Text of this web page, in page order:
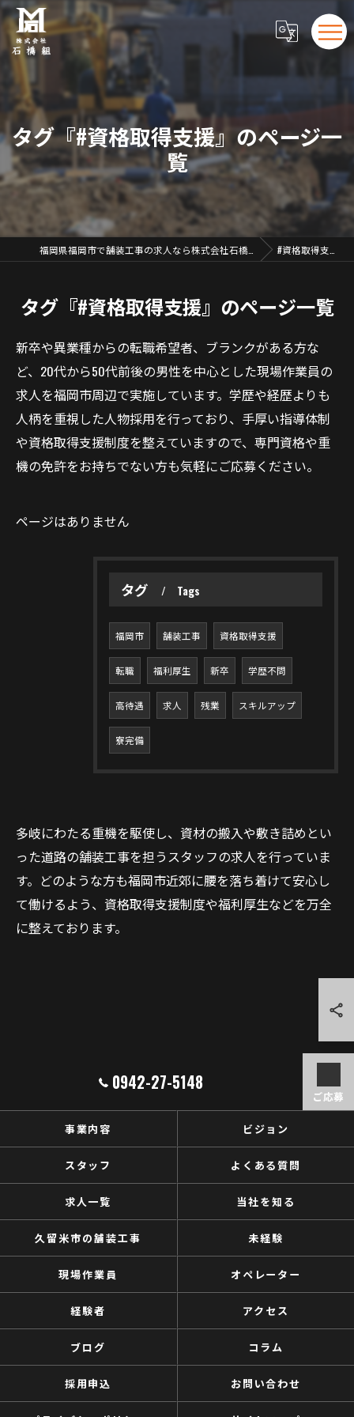
タグ『#資格取得支援』のページ一
覧
#資格取得支援
タグ『#資格取得支援』のページ一覧
新卒や異業種からの転職希望者、ブランクがある方な
ど、20代から50代前後の男性を中心とした現場作業員の
求人を福岡市周辺で実施しています。学歴や経歴よりも
人柄を重視した人物採用を行っており、手厚い指導体制
や資格取得支援制度を整えていますので、専門資格や重
機の免許をお持ちでない方も気軽にご応募ください。
ページはありません
タグ Tags
福岡市 舗装工事 資格取得支援
転職 福利厚生 新卒 学歴不問
高待遇 求人 残業 スキルアップ
寮完備
多岐にわたる重機を駆使し、資材の搬入や敷き詰めとい
った道路の舗装工事を担うスタッフの求人を行っていま
す。どのような方も福岡市近郊に腰を落ち着けて安心し
て働けるよう、資格取得支援制度や福利厚生などを万全
に整えております。
0942-27-5148
ご応募
事業内容 ビジョン
スタッフ よくある質問
求人一覧 当社を知る
久留米市の舗装工事 未経験
現場作業員 オペレーター
経験者 アクセス
ブログ コラム
採用申込 お問い合わせ